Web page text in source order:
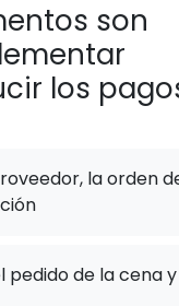
son
los
la orden
de la cena